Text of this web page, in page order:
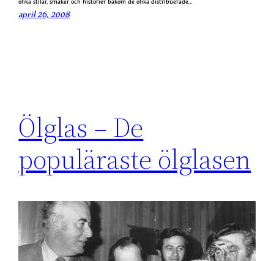
april 26, 2008
Ölglas – De
populäraste ölglasen